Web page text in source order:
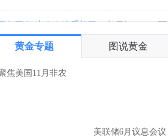
名网友-中金在线手机网：老师好，4345可
多吗？
大家第一时间获取最新策略和实时指
匿名网友-中金在线手机网：
黄金多，看到什
黄金专题 图说黄金
焦美国11月非农
美联储6月议息会议